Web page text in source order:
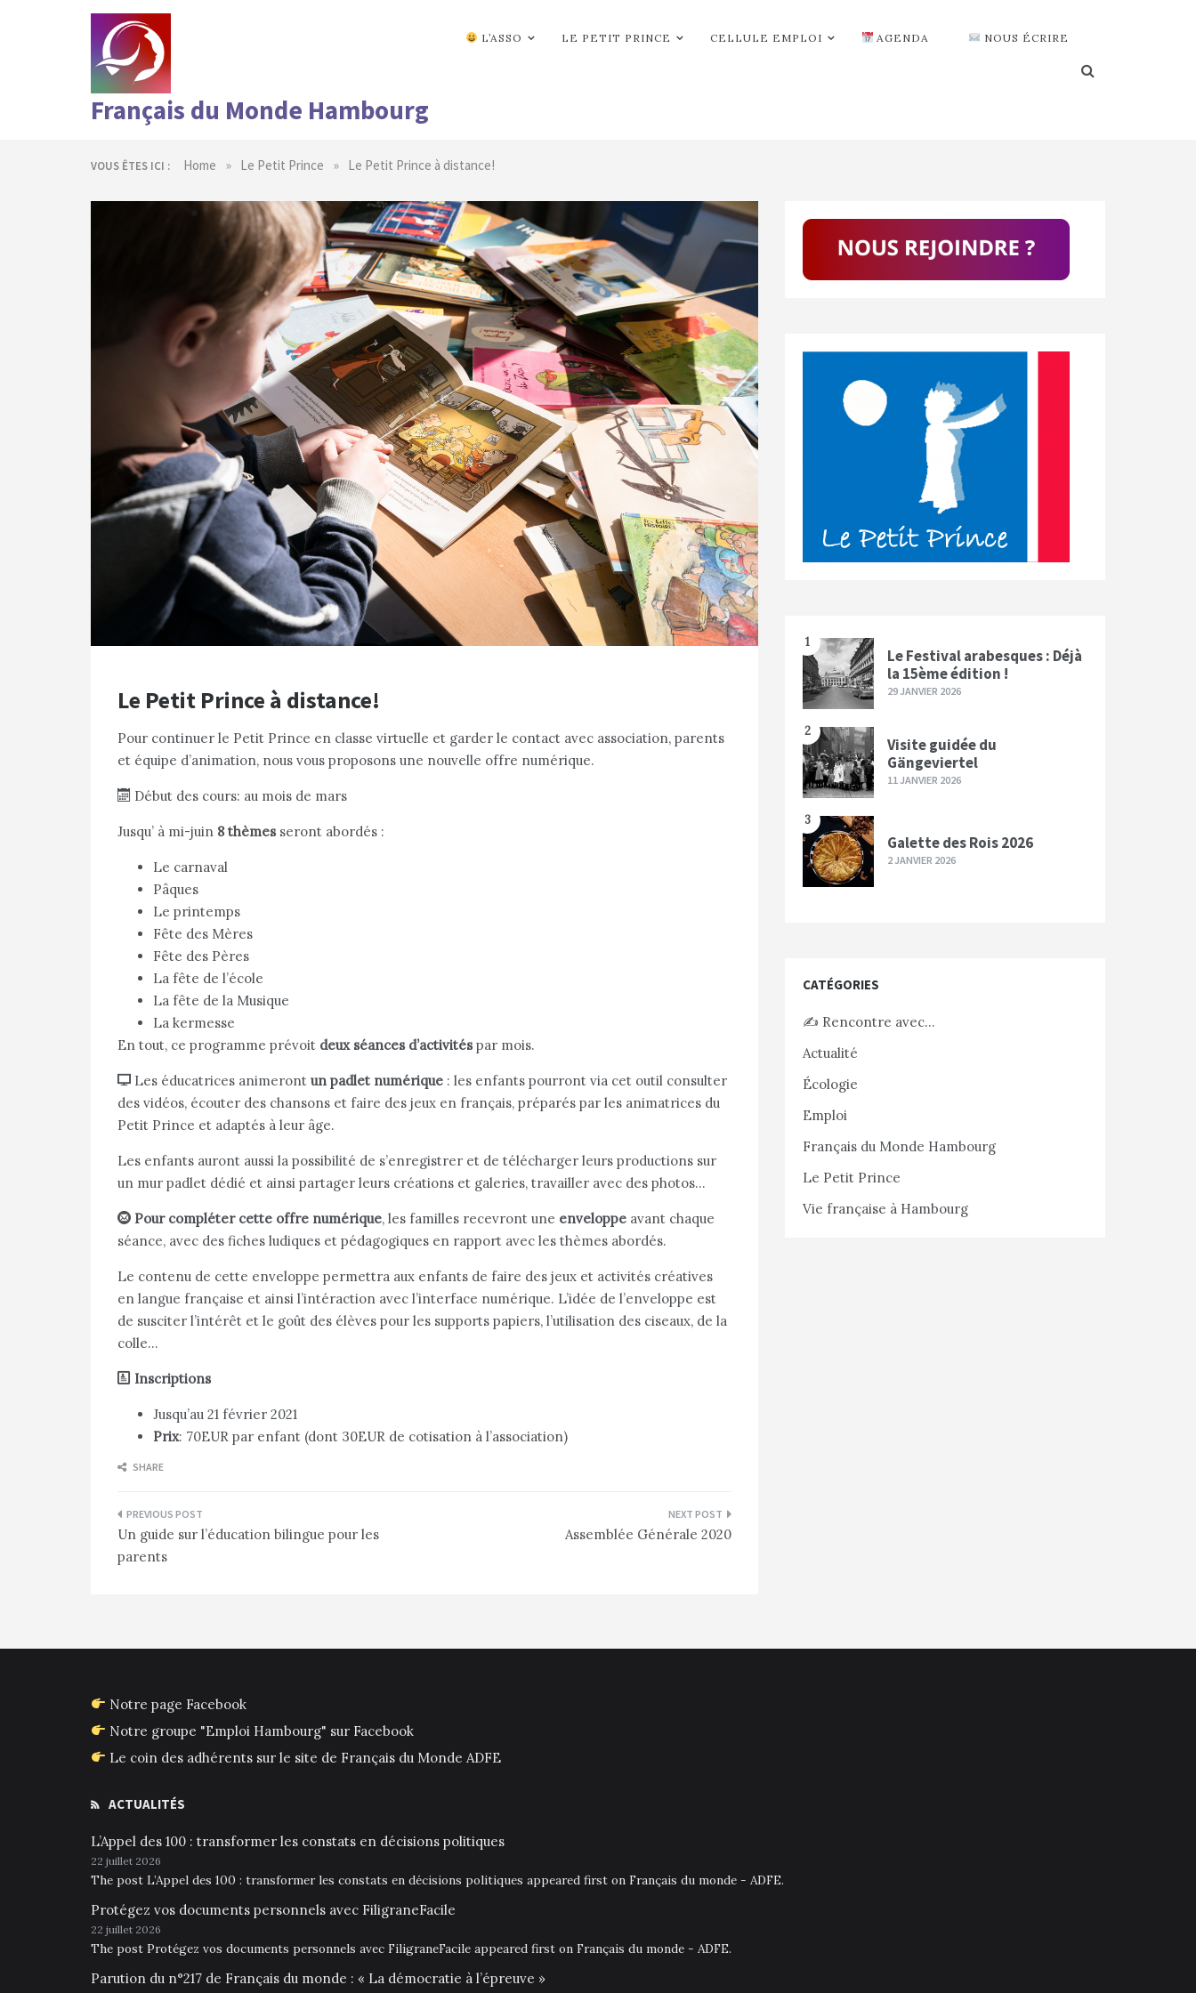
Français du Monde Hambourg
L’ASSO LE PETIT PRINCE CELLULE EMPLOI AGENDA NOUS ÉCRIRE
VOUS ÊTES ICI : Home » Le Petit Prince » Le Petit Prince à distance!
Le Petit Prince à distance!
Pour continuer le Petit Prince en classe virtuelle et garder le contact avec association, parents
et équipe d’animation, nous vous proposons une nouvelle offre numérique.
Début des cours: au mois de mars
Jusqu’ à mi-juin 8 thèmes seront abordés :
Le carnaval
Pâques
Le printemps
Fête des Mères
Fête des Pères
La fête de l’école
La fête de la Musique
La kermesse
En tout, ce programme prévoit deux séances d’activités par mois.
Les éducatrices animeront un padlet numérique : les enfants pourront via cet outil consulter
des vidéos, écouter des chansons et faire des jeux en français, préparés par les animatrices du
Petit Prince et adaptés à leur âge.
Les enfants auront aussi la possibilité de s’enregistrer et de télécharger leurs productions sur
un mur padlet dédié et ainsi partager leurs créations et galeries, travailler avec des photos…
Pour compléter cette offre numérique, les familles recevront une enveloppe avant chaque
séance, avec des fiches ludiques et pédagogiques en rapport avec les thèmes abordés.
Le contenu de cette enveloppe permettra aux enfants de faire des jeux et activités créatives
en langue française et ainsi l’intéraction avec l’interface numérique. L’idée de l’enveloppe est
de susciter l’intérêt et le goût des élèves pour les supports papiers, l’utilisation des ciseaux, de la
colle…
Inscriptions
Jusqu’au 21 février 2021
Prix: 70EUR par enfant (dont 30EUR de cotisation à l’association)
SHARE
Navigation
de
l’article
Un guide sur l’éducation bilingue pour les
parents
Assemblée Générale 2020
1
Le Festival arabesques : Déjà
la 15ème édition !
29 JANVIER 2026
2
Visite guidée du
Gängeviertel
11 JANVIER 2026
3
Galette des Rois 2026
2 JANVIER 2026
CATÉGORIES
✍️ Rencontre avec…
Actualité
Écologie
Emploi
Français du Monde Hambourg
Le Petit Prince
Vie française à Hambourg
Notre page Facebook
Notre groupe "Emploi Hambourg" sur Facebook
Le coin des adhérents sur le site de Français du Monde ADFE
ACTUALITÉS
L’Appel des 100 : transformer les constats en décisions politiques
22 juillet 2026
The post L’Appel des 100 : transformer les constats en décisions politiques appeared first on Français du monde - ADFE.
Protégez vos documents personnels avec FiligraneFacile
22 juillet 2026
The post Protégez vos documents personnels avec FiligraneFacile appeared first on Français du monde - ADFE.
Parution du n°217 de Français du monde : « La démocratie à l’épreuve »